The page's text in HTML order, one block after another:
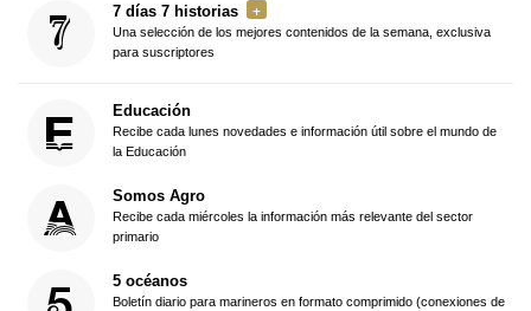
7 días 7 historias
Una selección de los mejores contenidos de la semana, exclusiva
para suscriptores
Educación
Recibe cada lunes novedades e información útil sobre el mundo de
la Educación
Somos Agro
Recibe cada miércoles la información más relevante del sector
primario
5 océanos
Boletín diario para marineros en formato comprimido (conexiones de